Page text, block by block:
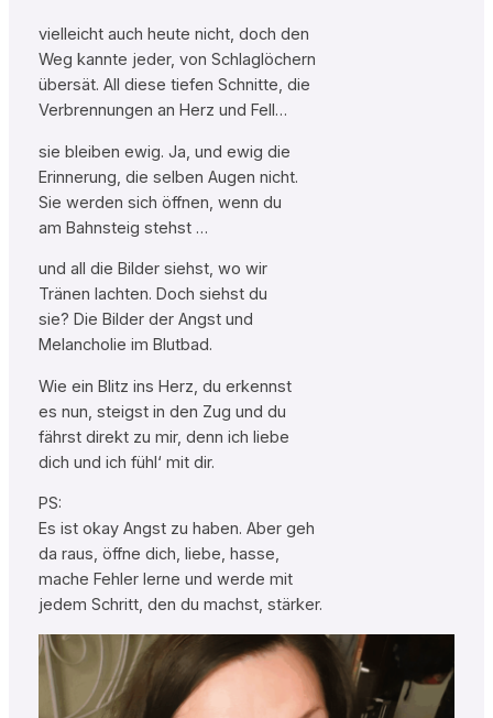
vielleicht auch heute nicht, doch den
Weg kannte jeder, von Schlaglöchern
übersät. All diese tiefen Schnitte, die
Verbrennungen an Herz und Fell…
sie bleiben ewig. Ja, und ewig die
Erinnerung, die selben Augen nicht.
Sie werden sich öffnen, wenn du
am Bahnsteig stehst …
und all die Bilder siehst, wo wir
Tränen lachten. Doch siehst du
sie? Die Bilder der Angst und
Melancholie im Blutbad.
Wie ein Blitz ins Herz, du erkennst
es nun, steigst in den Zug und du
fährst direkt zu mir, denn ich liebe
dich und ich fühl‘ mit dir.
PS:
Es ist okay Angst zu haben. Aber geh
da raus, öffne dich, liebe, hasse,
mache Fehler lerne und werde mit
jedem Schritt, den du machst, stärker.